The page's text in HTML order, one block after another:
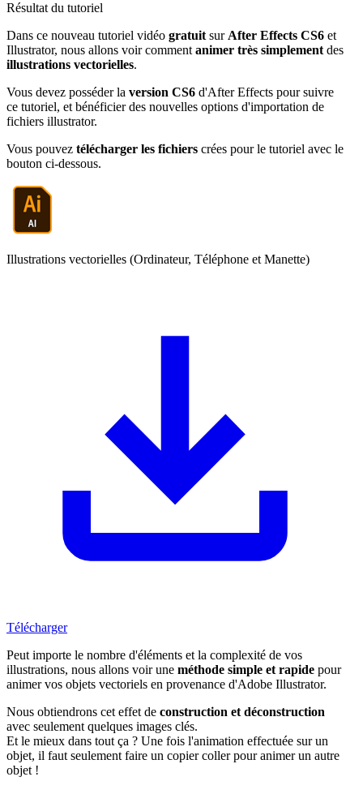
Résultat du tutoriel
Dans ce nouveau tutoriel vidéo gratuit sur After Effects CS6 et
Illustrator, nous allons voir comment animer très simplement des
illustrations vectorielles.
Vous devez posséder la version CS6 d'After Effects pour suivre
ce tutoriel, et bénéficier des nouvelles options d'importation de
fichiers illustrator.
Vous pouvez télécharger les fichiers crées pour le tutoriel avec le
bouton ci-dessous.
Illustrations vectorielles (Ordinateur, Téléphone et Manette)
Télécharger
Peut importe le nombre d'éléments et la complexité de vos
illustrations, nous allons voir une méthode simple et rapide pour
animer vos objets vectoriels en provenance d'Adobe Illustrator.
Nous obtiendrons cet effet de construction et déconstruction
avec seulement quelques images clés.
Et le mieux dans tout ça ? Une fois l'animation effectuée sur un
objet, il faut seulement faire un copier coller pour animer un autre
objet !